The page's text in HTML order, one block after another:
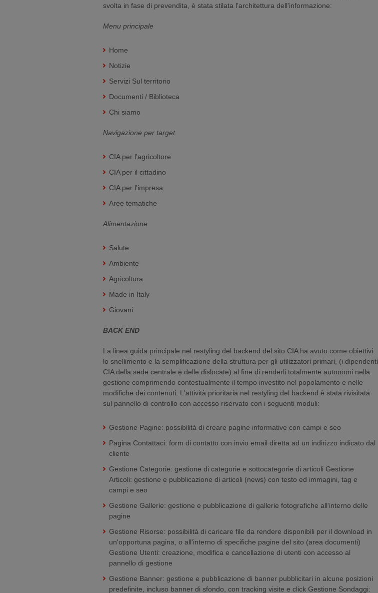
svolta in fase di prevendita, è stata stilata l'architettura dell'informazione:
Menu principale
Home
Notizie
Servizi Sul territorio
Documenti / Biblioteca
Chi siamo
Navigazione per target
CIA per l'agricoltore
CIA per il cittadino
CIA per l'impresa
Aree tematiche
Alimentazione
Salute
Ambiente
Agricoltura
Made in Italy
Giovani
BACK END
La linea guida principale nel restyling del backend del sito CIA ha avuto come obiettivi
lo snellimento e la semplificazione della struttura per gli utilizzatori primari, (i dipendenti
CIA della sede centrale e delle dislocate) al fine di renderli totalmente autonomi nella
gestione comprimendo contestualmente il tempo investito nel popolamento e nelle
modifiche dei contenuti. L'attività prioritaria nel restyling del backend è stata rivisitata
sul pannello di controllo con accesso riservato con i seguenti moduli:
Gestione Pagine: possibilità di creare pagine informative con campi e seo
Pagina Contattaci: form di contatto con invio email diretta ad un indirizzo indicato dal
cliente
Gestione Categorie: gestione di categorie e sottocategorie di articoli Gestione
Articoli: gestione e pubblicazione di articoli (news) con testo ed immagini, tag e
campi e seo
Gestione Gallerie: gestione e pubblicazione di gallerie fotografiche all'interno delle
pagine
Gestione Risorse: possibilità di caricare file da rendere disponibili per il download in
un'opportuna pagina, o all'interno di specifiche pagine del sito (area documenti)
Gestione Utenti: creazione, modifica e cancellazione di utenti con accesso al
pannello di gestione
Gestione Banner: gestione e pubblicazione di banner pubblicitari in alcune posizioni
predefinite, incluso banner di sfondo, con tracking visite e click Gestione Sondaggi: